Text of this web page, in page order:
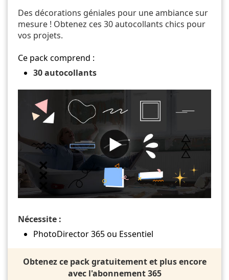
Des décorations géniales pour une ambiance sur
mesure ! Obtenez ces 30 autocollants chics pour
vos projets.
Ce pack comprend :
30 autocollants
Nécessite :
PhotoDirector 365 ou Essentiel
Obtenez ce pack gratuitement et plus encore
avec l'abonnement 365